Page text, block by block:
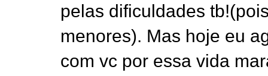
pelas dificuldades
menores). Mas hoje eu
com vc por essa vida